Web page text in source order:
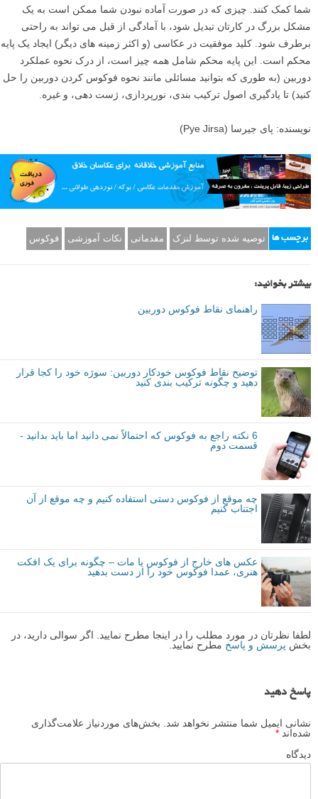
شما کمک کنند. چیزی که در صورت آماده نبودن شما ممکن است به یک
مشکل بزرگ در کارتان تبدیل شود، با آمادگی از قبل می تواند به راحتی
برطرف شود. کلید موفقیت در عکاسی (و اکثر زمینه های دیگر) ایجاد یک پایه
محکم است. این پایه محکم شامل همه چیز است، از درک نحوه عملکرد
دوربین (به طوری که بتوانید مسائلی مانند نحوه فوکوس کردن دوربین را حل
کنید) تا یادگیری اصول ترکیب بندی، نورپردازی، ژست دهی، و غیره.
نویسنده: پای جیرسا (Pye Jirsa)
برچسب ها توصیه شده توسط لنزک مقدماتی نکات آموزشی فوکوس
بیشتر بخوانید:
راهنمای نقاط فوکوس دوربین
توضیح نقاط فوکوس خودکار دوربین: سوژه خود را کجا قرار
دهید و چگونه ترکیب بندی کنید
6 نکته راجع به فوکوس که احتمالاً نمی دانید اما باید بدانید -
قسمت دوم
چه موقع از فوکوس دستی استفاده کنیم و چه موقع از آن
اجتناب کنیم
عکس های خارج از فوکوس یا مات – چگونه برای یک افکت
هنری، عمدا فوکوس خود را از دست بدهید
لطفا نظرتان در مورد مطلب را در اینجا مطرح نمایید. اگر سوالی دارید، در
بخش پرسش و پاسخ مطرح نمایید.
پاسخ دهید
نشانی ایمیل شما منتشر نخواهد شد.
بخش‌های موردنیاز علامت‌گذاری
شده‌اند *
دیدگاه